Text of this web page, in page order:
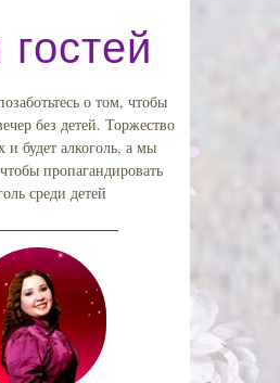
о том, чтобы
без детей. Торжество
и будет алкоголь, а мы
пропагандировать
среди детей